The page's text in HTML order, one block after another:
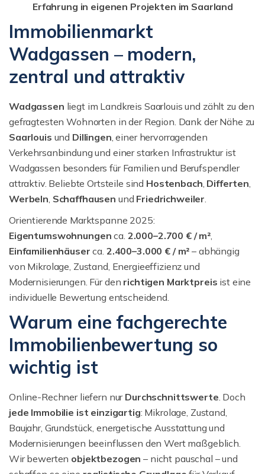
Erfahrung in eigenen Projekten im Saarland
Immobilienmarkt
Wadgassen – modern,
zentral und attraktiv
Wadgassen liegt im Landkreis Saarlouis und zählt zu den
gefragtesten Wohnorten in der Region. Dank der Nähe zu
Saarlouis und Dillingen, einer hervorragenden
Verkehrsanbindung und einer starken Infrastruktur ist
Wadgassen besonders für Familien und Berufspendler
attraktiv. Beliebte Ortsteile sind Hostenbach, Differten,
Werbeln, Schaffhausen und Friedrichweiler.
Orientierende Marktspanne 2025:
Eigentumswohnungen ca. 2.000–2.700 € / m²,
Einfamilienhäuser ca. 2.400–3.000 € / m² – abhängig
von Mikrolage, Zustand, Energieeffizienz und
Modernisierungen. Für den richtigen Marktpreis ist eine
individuelle Bewertung entscheidend.
Warum eine fachgerechte
Immobilienbewertung so
wichtig ist
Online-Rechner liefern nur Durchschnittswerte. Doch
jede Immobilie ist einzigartig: Mikrolage, Zustand,
Baujahr, Grundstück, energetische Ausstattung und
Modernisierungen beeinflussen den Wert maßgeblich.
Wir bewerten objektbezogen – nicht pauschal – und